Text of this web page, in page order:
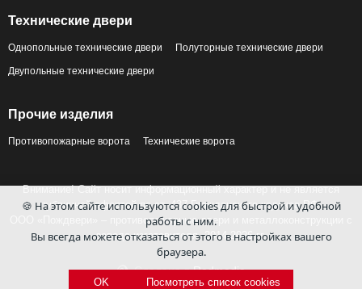
Технические двери
Однопольные технические двери Полуторные технические двери
Двупольные технические двери
Прочие изделия
Противопожарные ворота Технические ворота
Внимание! Сайт носит информационный характер и не является
публичной офертой по ст. 437 Гражданского кодекса РФ.
ООО «Пождвери» – противопожарные двери и металлоконструкции с
завода-изготовителя, 2014-2026 гг.
Сделано вRedmedia
🍪 На этом сайте используются cookies для быстрой и удобной
работы с ним.
Вы всегда можете отказаться от этого в настройках вашего
браузера.
OK Посмотреть список cookies